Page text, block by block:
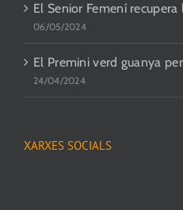
El Senior Femení
06/05/2024
El Premini verd guanya
24/04/2024
XARXES SOCIALS